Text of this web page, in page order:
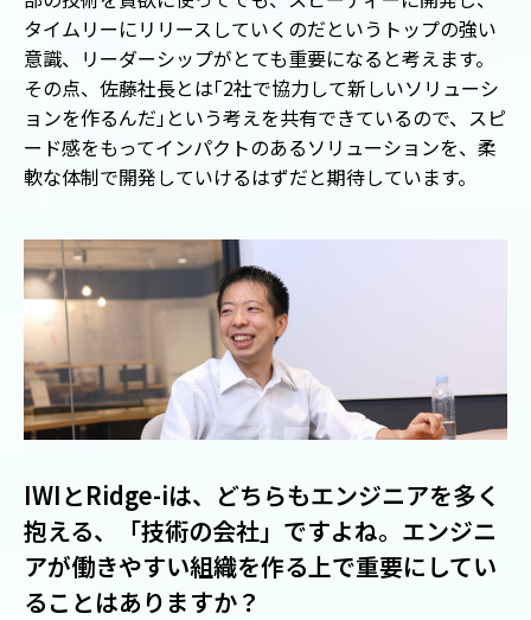
タイムリーにリリースしていくのだというトップの強い
意識、リーダーシップがとても重要になると考えます。
その点、佐藤社長とは「2社で協力して新しいソリューシ
ョンを作るんだ」という考えを共有できているので、スピ
ード感をもってインパクトのあるソリューションを、柔
軟な体制で開発していけるはずだと期待しています。
IWIとRidge-iは、どちらもエンジニアを多く
抱える、「技術の会社」ですよね。エンジニ
アが働きやすい組織を作る上で重要にしてい
ることはありますか？